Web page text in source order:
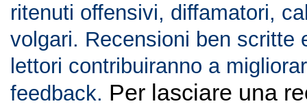
ritenuti offensivi, diffamatori,
volgari. Recensioni ben scritte
lettori contribuiranno a
feedback. Per lasciare una